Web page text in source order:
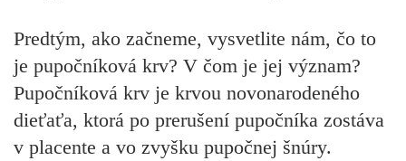
Predtým, ako začneme, vysvetlite nám, čo to
je pupočníková krv? V čom je jej význam?
Pupočníková krv je krvou novonarodeného
dieťaťa, ktorá po prerušení pupočníka zostáva
v placente a vo zvyšku pupočnej šnúry.